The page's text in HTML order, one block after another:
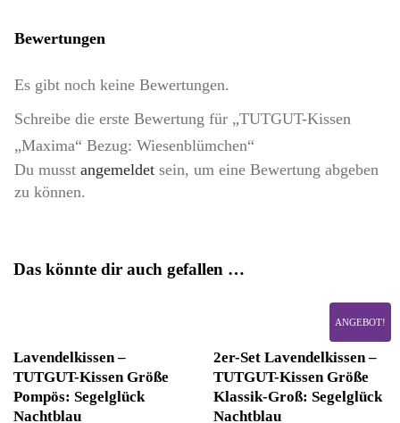
Bewertungen
Es gibt noch keine Bewertungen.
Schreibe die erste Bewertung für „TUTGUT-Kissen
„Maxima“ Bezug: Wiesenblümchen“
Du musst angemeldet sein, um eine Bewertung abgeben
zu können.
Das könnte dir auch gefallen …
Lavendelkissen –
TUTGUT-Kissen Größe
Pompös: Segelglück
Nachtblau
ANGEBOT!
2er-Set Lavendelkissen –
TUTGUT-Kissen Größe
Klassik-Groß: Segelglück
Nachtblau